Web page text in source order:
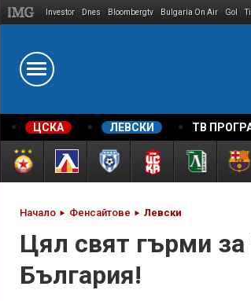
Investor Dnes Bloombergtv Bulgaria On Air Gol
ЦСКА ЛЕВСКИ ТВ
Начало Фенсайтове Левски
Цял свят гърми
България!